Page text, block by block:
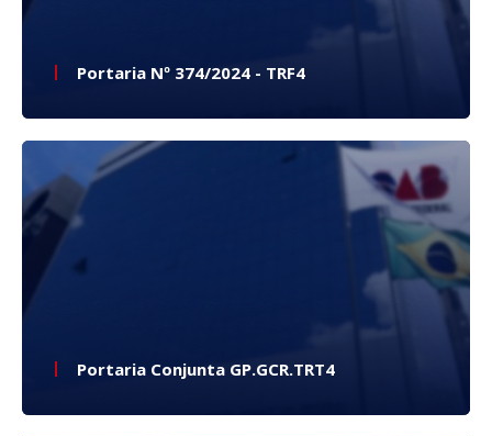
Portaria Nº 374/2024 - TRF4
Portaria Conjunta GP.GCR.TRT4